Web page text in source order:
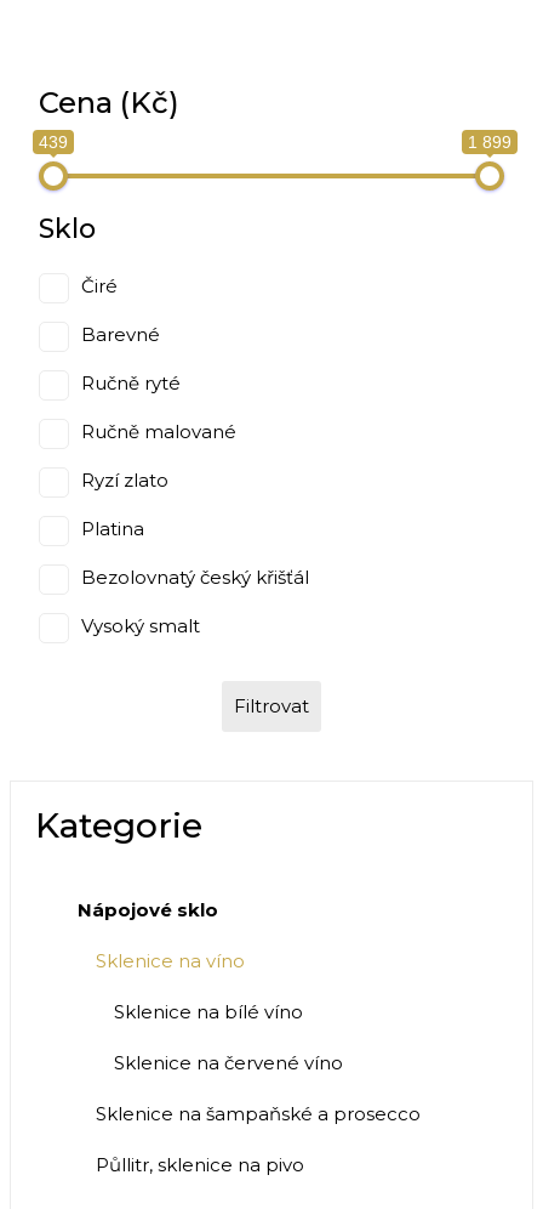
Cena (Kč)
439 1 899
Sklo
Čiré
Barevné
Ručně ryté
Ručně malované
Ryzí zlato
Platina
Bezolovnatý český křišťál
Vysoký smalt
Filtrovat
Kategorie
Nápojové sklo
Sklenice na víno
Sklenice na bílé víno
Sklenice na červené víno
Sklenice na šampaňské a prosecco
Půllitr, sklenice na pivo